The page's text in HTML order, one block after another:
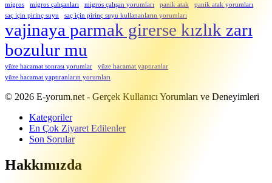
migros migros çalışanları migros çalışan yorumları panik atak
panik atak yorumları
saç için pirinç suyu
saç için pirinç suyu kullananların yorumları
vajinaya parmak girerse kızlık zarı
bozulur mu
yüze hacamat sonrası yorumlar
yüze hacamat yaptıranlar
yüze hacamat yaptıranların yorumları
Footer
Hakkında
© 2026 E-yorum.net - Gerçek Kullanıcı Yorumları ve Deneyimleri
Kategoriler
En Çok Ziyaret Edilenler
Son Sorular
Hakkımızda